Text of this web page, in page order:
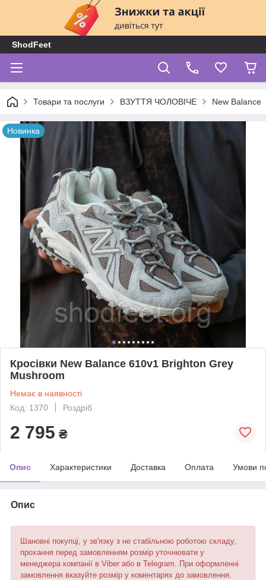
ShodFeet
Товари та послуги ВЗУТТЯ ЧОЛОВІЧЕ New Balance
Новинка
Кросівки New Balance 610v1 Brighton Grey
Mushroom
Немає в наявності
Код: 1370
Роздріб
2 795 ₴
Опис Характеристики Доставка Оплата Умови
Опис
Шановні покупці, у зв'язку з не стабільною роботою складу,
прохання перед замовленням розмір уточнювати у
менеджера компанії в Viber або в Telegram. При оформленні
замовлення вказуйте розмір у коментарях до замовлення.